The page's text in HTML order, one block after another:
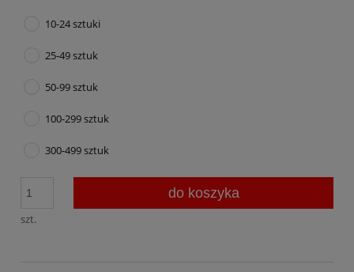
10-24 sztuki
25-49 sztuk
50-99 sztuk
100-299 sztuk
300-499 sztuk
szt.
do koszyka